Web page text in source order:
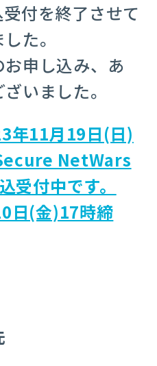
受付を終了させて
た。
申し込み、あ
いました。
年11月19日(日)
NetWars
受付中です。
日(金)17時締